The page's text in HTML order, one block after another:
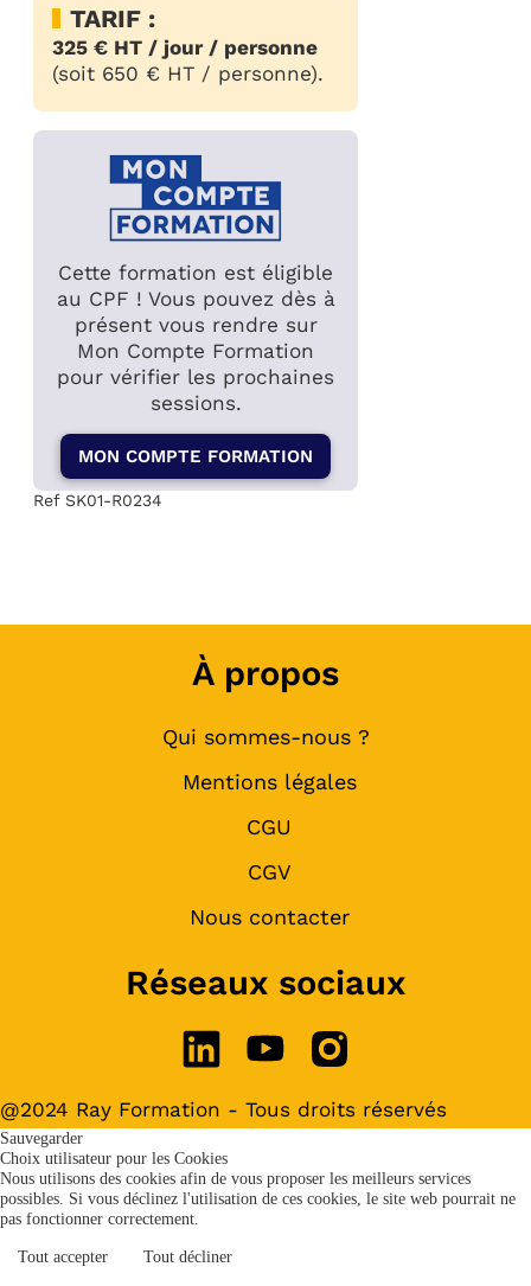
TARIF :
325 € HT / jour / personne
(soit 650 € HT / personne).
Cette formation est éligible
au CPF ! Vous pouvez dès à
présent vous rendre sur
Mon Compte Formation
pour vérifier les prochaines
sessions.
MON COMPTE FORMATION
Ref SK01-R0234
À propos
Qui sommes-nous ?
Mentions légales
CGU
CGV
Nous contacter
Réseaux sociaux
@2024 Ray Formation - Tous droits réservés
Sauvegarder
Choix utilisateur pour les Cookies
Nous utilisons des cookies afin de vous proposer les meilleurs services
possibles. Si vous déclinez l'utilisation de ces cookies, le site web pourrait ne
pas fonctionner correctement.
Tout accepter Tout décliner